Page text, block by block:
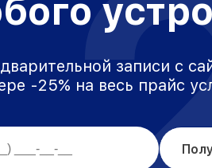
записи с
-25% на весь прайс